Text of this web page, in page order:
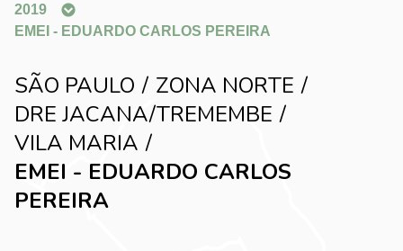
SÃO PAULO
ZONA NORTE
DRE JACANA/TREMEMBE
VILA MARIA
EMEI - EDUARDO CARLOS
PEREIRA